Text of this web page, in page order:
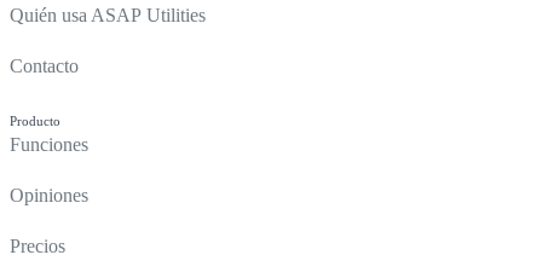
Quién usa ASAP Utilities
Contacto
Producto
Funciones
Opiniones
Precios